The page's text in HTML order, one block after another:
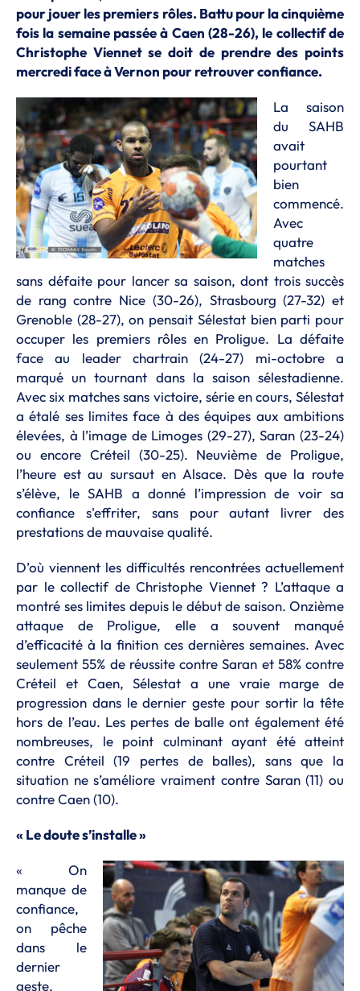
pour jouer les premiers rôles. Battu pour la cinquième
fois la semaine passée à Caen (28-26), le collectif de
Christophe Viennet se doit de prendre des points
mercredi face à Vernon pour retrouver confiance.
La saison
du SAHB
avait
pourtant
bien
commencé.
Avec
quatre
matches
sans défaite pour lancer sa saison, dont trois succès
de rang contre Nice (30-26), Strasbourg (27-32) et
Grenoble (28-27), on pensait Sélestat bien parti pour
occuper les premiers rôles en Proligue. La défaite
face au leader chartrain (24-27) mi-octobre a
marqué un tournant dans la saison sélestadienne.
Avec six matches sans victoire, série en cours, Sélestat
a étalé ses limites face à des équipes aux ambitions
élevées, à l’image de Limoges (29-27), Saran (23-24)
ou encore Créteil (30-25). Neuvième de Proligue,
l’heure est au sursaut en Alsace. Dès que la route
s’élève, le SAHB a donné l’impression de voir sa
confiance s'effriter, sans pour autant livrer des
prestations de mauvaise qualité.
D’où viennent les difficultés rencontrées actuellement
par le collectif de Christophe Viennet ? L’attaque a
montré ses limites depuis le début de saison. Onzième
attaque de Proligue, elle a souvent manqué
d’efficacité à la finition ces dernières semaines. Avec
seulement 55% de réussite contre Saran et 58% contre
Créteil et Caen, Sélestat a une vraie marge de
progression dans le dernier geste pour sortir la tête
hors de l’eau. Les pertes de balle ont également été
nombreuses, le point culminant ayant été atteint
contre Créteil (19 pertes de balles), sans que la
situation ne s’améliore vraiment contre Saran (11) ou
contre Caen (10).
« Le doute s’installe »
« On
manque de
confiance,
on pêche
dans le
dernier
geste,